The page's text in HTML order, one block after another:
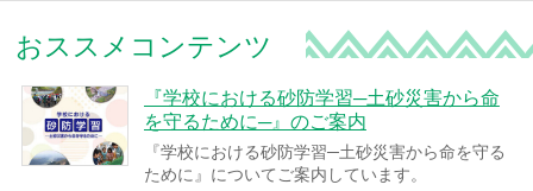
おススメコンテンツ
『学校における砂防学習─土砂災害から命
を守るために─』のご案内
『学校における砂防学習─土砂災害から命を守る
ために』についてご案内しています。